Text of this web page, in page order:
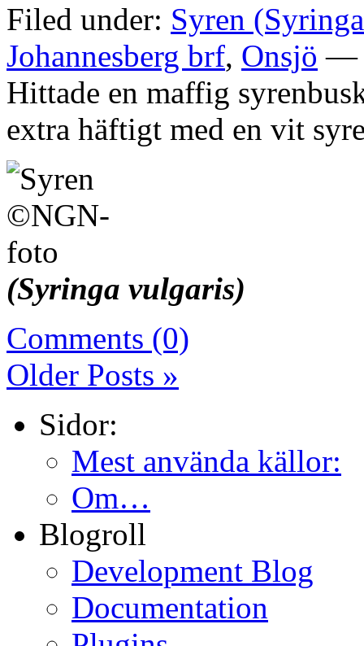
Filed under: Syren
Johannesberg brf, Onsjö —
Hittade en maffig
extra häftigt med en vit
(Syringa vulgaris)
Comments (0)
Older Posts »
Sidor:
Mest använda källor:
Om…
Blogroll
Development Blog
Documentation